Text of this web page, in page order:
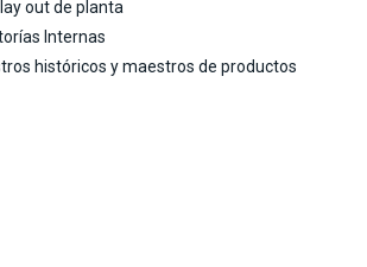
out de planta
Internas
históricos y maestros de productos